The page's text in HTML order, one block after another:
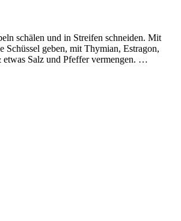
schälen und in Streifen schneiden. Mit
Schüssel geben, mit Thymian, Estragon,
etwas Salz und Pfeffer vermengen. …